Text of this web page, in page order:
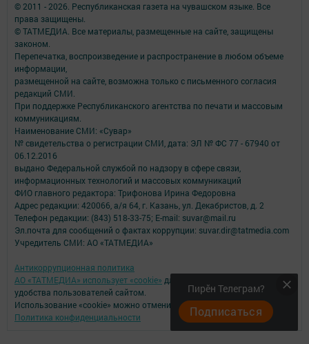
Пирӗн Телеграм?
Подписаться
© 2011 - 2026. Республиканская газета на чувашском языке. Все
права защищены.
© ТАТМЕДИА. Все материалы, размещенные на сайте, защищены
законом.
Перепечатка, воспроизведение и распространение в любом объеме
информации,
размещенной на сайте, возможна только с письменного согласия
редакций СМИ.
При поддержке Республиканского агентства по печати и массовым
коммуникациям.
Наименование СМИ: «Сувар»
№ свидетельства о регистрации СМИ, дата: ЭЛ № ФС 77 - 67940 от
06.12.2016
выдано Федеральной службой по надзору в сфере связи,
информационных технологий и массовых коммуникаций
ФИО главного редактора: Трифонова Ирина Федоровна
Адрес редакции: 420066, а/я 64, г. Казань, ул. Декабристов, д. 2
Телефон редакции: (843) 518-33-75; E-mail: suvar@mail.ru
Эл.почта для сообщений о фактах коррупции: suvar.dir@tatmedia.com
Учредитель СМИ: АО «ТАТМЕДИА»
Антикоррупционная политика
АО «ТАТМЕДИА» использует «cookie» для персонализации сервисов и
удобства пользователей сайтом.
Использование «cookie» можно отменить в настройках браузера.
Политика конфиденциальности